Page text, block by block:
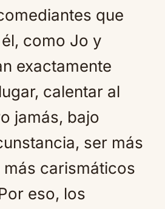
que
como Jo y
exactamente
calentar al
jamás, bajo
ser más
carismáticos
eso, los